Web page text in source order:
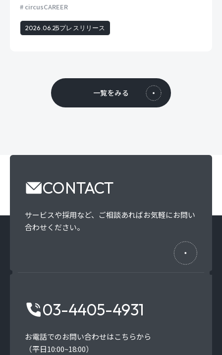
一覧をみる
circusCAREER
2026.06.25プレスリリース
CONTACT
サービスや採用など、 ご相談あればお気軽にお問い
合わせください。
03-4405-4931
お電話でのお問い合わせはこちらから
（平日10:00~18:00）